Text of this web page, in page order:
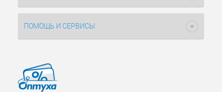
ПОМОЩЬ И СЕРВИСЫ